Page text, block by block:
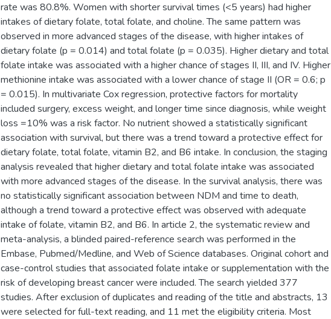
rate was 80.8%. Women with shorter survival times (<5 years) had higher
intakes of dietary folate, total folate, and choline. The same pattern was
observed in more advanced stages of the disease, with higher intakes of
dietary folate (p = 0.014) and total folate (p = 0.035). Higher dietary and total
folate intake was associated with a higher chance of stages II, III, and IV. Higher
methionine intake was associated with a lower chance of stage II (OR = 0.6; p
= 0.015). In multivariate Cox regression, protective factors for mortality
included surgery, excess weight, and longer time since diagnosis, while weight
loss =10% was a risk factor. No nutrient showed a statistically significant
association with survival, but there was a trend toward a protective effect for
dietary folate, total folate, vitamin B2, and B6 intake. In conclusion, the staging
analysis revealed that higher dietary and total folate intake was associated
with more advanced stages of the disease. In the survival analysis, there was
no statistically significant association between NDM and time to death,
although a trend toward a protective effect was observed with adequate
intake of folate, vitamin B2, and B6. In article 2, the systematic review and
meta-analysis, a blinded paired-reference search was performed in the
Embase, Pubmed/Medline, and Web of Science databases. Original cohort and
case-control studies that associated folate intake or supplementation with the
risk of developing breast cancer were included. The search yielded 377
studies. After exclusion of duplicates and reading of the title and abstracts, 13
were selected for full-text reading, and 11 met the eligibility criteria. Most